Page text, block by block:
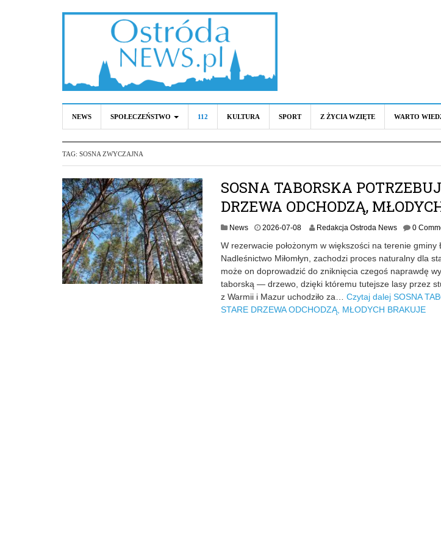
NEWS SPOŁECZEŃSTWO 112 KULTURA SPORT Z ŻYCIA WZIĘTE WARTO
TAG: SOSNA ZWYCZAJNA
SOSNA TABORSKA
DRZEWA ODCHODZĄ,
News 2026-07-082
2
6
-
0
0
Redakcja Ostroda News 0
W rezerwacie położonym w większości na terenie
Nadleśnictwo Miłomłyn, zachodzi proces naturalny dla
może on doprowadzić do zniknięcia czegoś naprawdę
taborską — drzewo, dzięki któremu tutejsze lasy przez
z Warmii i Mazur uchodziło za… Czytaj dalej SOSNA
STARE DRZEWA ODCHODZĄ, MŁODYCH BRAKUJE